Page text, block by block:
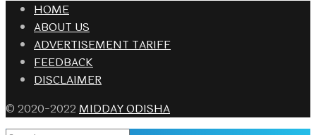
HOME
ABOUT US
ADVERTISEMENT TARIFF
FEEDBACK
DISCLAIMER
© 2020-2022 MIDDAY ODISHA